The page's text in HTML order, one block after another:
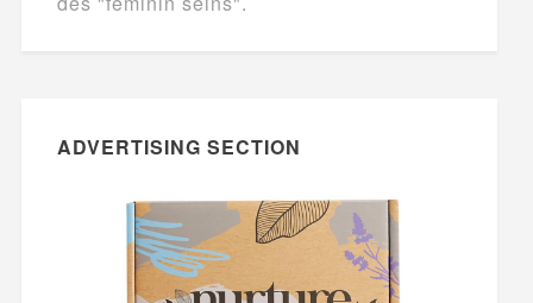
ADVERTISING SECTION